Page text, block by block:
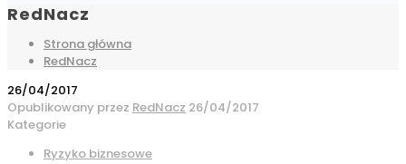
RedNacz
Strona główna
RedNacz
26/04/2017
Opublikowany przez RedNacz 26/04/2017
Kategorie
Ryzyko biznesowe